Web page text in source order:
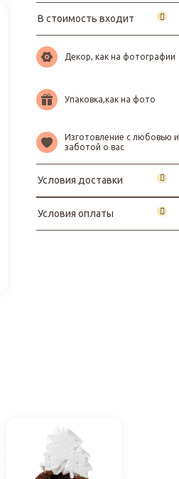
В стоимость входит
Декор, как на фотографии
Упаковка,как на фото
Изготовление с любовью и
заботой о вас
Условия доставки
Условия оплаты